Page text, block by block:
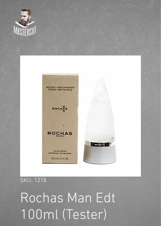
SKU: 1218
Rochas Man Edt
100ml (Tester)